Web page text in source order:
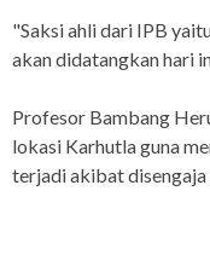
"Saksi ahli dari IPB
akan didatangkan hari
Profesor Bambang
lokasi Karhutla guna
terjadi akibat